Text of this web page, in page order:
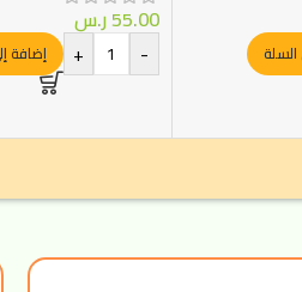
55.00ر.س
-
+ إضافة